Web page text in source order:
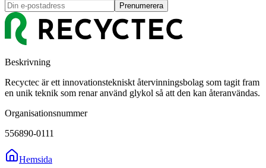
Prenumerera
Beskrivning
Recyctec är ett innovationstekniskt återvinningsbolag som tagit fram
en unik teknik som renar använd glykol så att den kan återanvändas.
Organisationsnummer
556890-0111
Hemsida